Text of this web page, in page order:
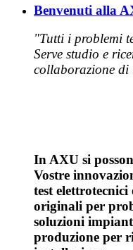
Benvenuti alla
"Tutti i problemi
Serve studio e
collaborazione di
In AXU si
Vostre
test
originali per
soluzioni
produzione per